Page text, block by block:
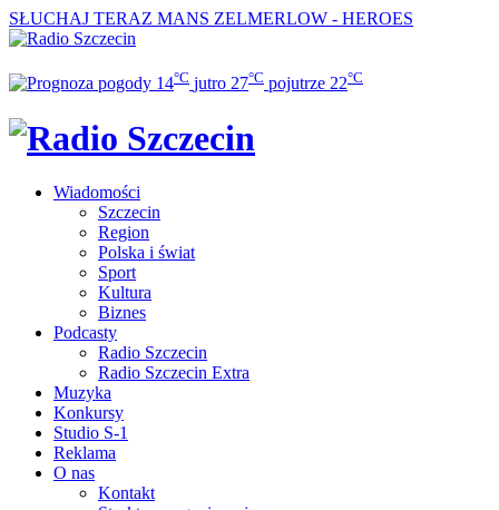
SŁUCHAJ TERAZ MANS ZELMERLOW - HEROES
14°C jutro 27°C pojutrze 22°C
Wiadomości
Szczecin
Region
Polska i świat
Sport
Kultura
Biznes
Podcasty
Radio Szczecin
Radio Szczecin Extra
Muzyka
Konkursy
Studio S-1
Reklama
O nas
Kontakt